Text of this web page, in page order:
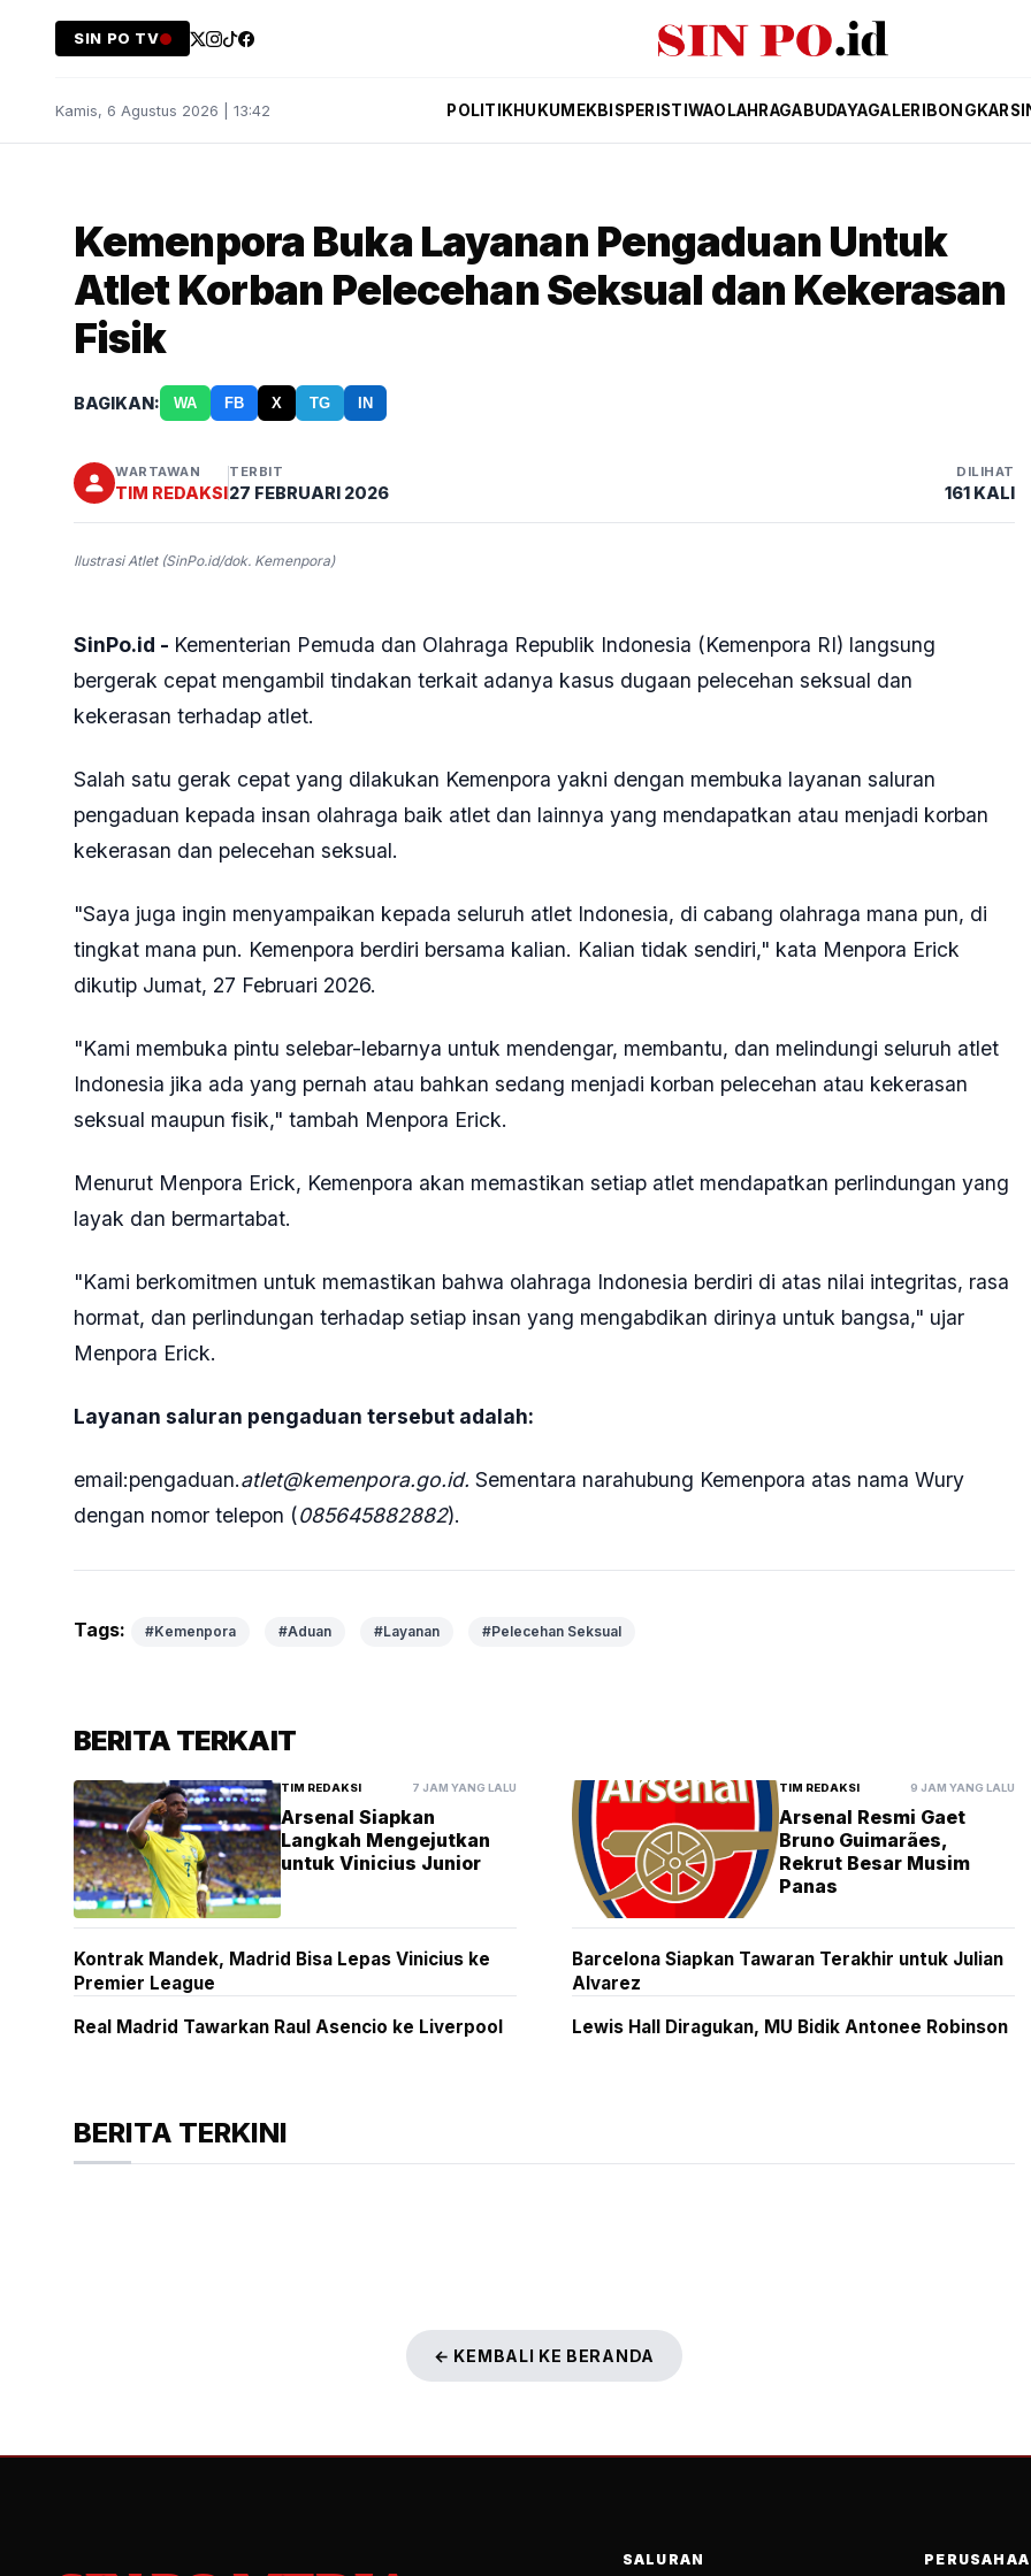
SIN PO TV
Kamis, 6 Agustus 2026 | 13:42 POLITIKHUKUM EKBIS PERISTIWAOLAHRAGA BUDAYAGALERI BONGKAR
Kemenpora Buka Layanan Pengaduan Untuk
Atlet Korban Pelecehan Seksual dan Kekerasan
Fisik
BAGIKAN: WA FB X TG IN
WARTAWAN
TIM REDAKSI
TERBIT
27 FEBRUARI 2026
DILIHAT
161 KALI
Ilustrasi Atlet (SinPo.id/dok. Kemenpora)
SinPo.id - Kementerian Pemuda dan Olahraga Republik Indonesia (Kemenpora RI) langsung
bergerak cepat mengambil tindakan terkait adanya kasus dugaan pelecehan seksual dan
kekerasan terhadap atlet.
Salah satu gerak cepat yang dilakukan Kemenpora yakni dengan membuka layanan saluran
pengaduan kepada insan olahraga baik atlet dan lainnya yang mendapatkan atau menjadi korban
kekerasan dan pelecehan seksual.
"Saya juga ingin menyampaikan kepada seluruh atlet Indonesia, di cabang olahraga mana pun, di
tingkat mana pun. Kemenpora berdiri bersama kalian. Kalian tidak sendiri," kata Menpora Erick
dikutip Jumat, 27 Februari 2026.
"Kami membuka pintu selebar-lebarnya untuk mendengar, membantu, dan melindungi seluruh atlet
Indonesia jika ada yang pernah atau bahkan sedang menjadi korban pelecehan atau kekerasan
seksual maupun fisik," tambah Menpora Erick.
Menurut Menpora Erick, Kemenpora akan memastikan setiap atlet mendapatkan perlindungan yang
layak dan bermartabat.
"Kami berkomitmen untuk memastikan bahwa olahraga Indonesia berdiri di atas nilai integritas, rasa
hormat, dan perlindungan terhadap setiap insan yang mengabdikan dirinya untuk bangsa," ujar
Menpora Erick.
Layanan saluran pengaduan tersebut adalah:
email:pengaduan.atlet@kemenpora.go.id. Sementara narahubung Kemenpora atas nama Wury
dengan nomor telepon (085645882882).
Tags: #Kemenpora #Aduan #Layanan #Pelecehan Seksual
BERITA TERKAIT
TIM REDAKSI 7 JAM YANG LALU
Arsenal Siapkan
Langkah Mengejutkan
untuk Vinicius Junior
Kontrak Mandek, Madrid Bisa Lepas Vinicius ke
Premier League
Real Madrid Tawarkan Raul Asencio ke Liverpool
TIM REDAKSI 9 JAM YANG LALU
Arsenal Resmi Gaet
Bruno Guimarães,
Rekrut Besar Musim
Panas
Barcelona Siapkan Tawaran Terakhir untuk Julian
Alvarez
Lewis Hall Diragukan, MU Bidik Antonee Robinson
BERITA TERKINI
← KEMBALI KE BERANDA
SALURAN